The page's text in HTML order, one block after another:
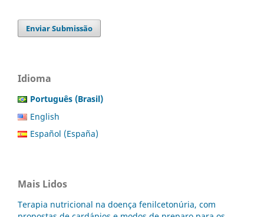
Enviar Submissão
Idioma
Português (Brasil)
English
Español (España)
Mais Lidos
Terapia nutricional na doença fenilcetonúria, com